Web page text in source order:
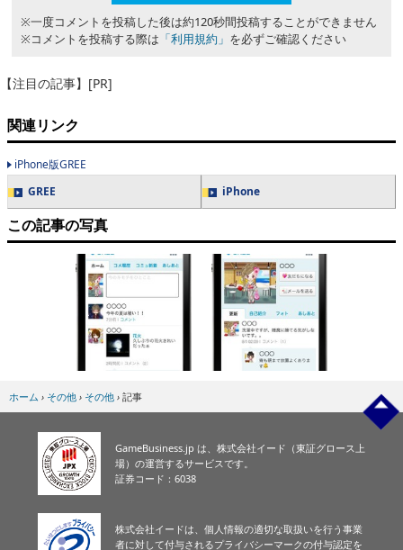
※一度コメントを投稿した後は約120秒間投稿することができません
※コメントを投稿する際は 「利用規約」 を必ずご確認ください
【注目の記事】[PR]
関連リンク
iPhone版GREE
GREE
iPhone
この記事の写真
ホーム › その他 › その他 › 記事
GameBusiness.jp は、株式会社イード（東証グロース上
場）の運営するサービスです。
証券コード：6038
株式会社イードは、個人情報の適切な取扱いを行う事業
者に対して付与されるプライバシーマークの付与認定を